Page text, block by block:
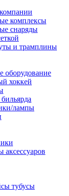
комплексы
снаряды
и трамплины
оборудование
хоккей
лампы
аксессуаров
тубусы